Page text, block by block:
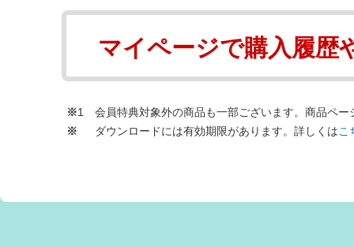
マイページで購入履歴
1 会員特典対象外の商品も一部ございます。商品ペー
ダウンロードには有効期限があります。詳しくはこ